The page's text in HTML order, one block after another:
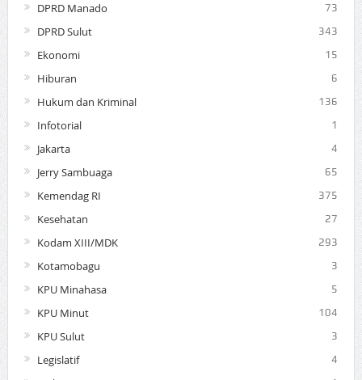
DPRD Manado 73
DPRD Sulut 343
Ekonomi 15
Hiburan 6
Hukum dan Kriminal 136
Infotorial 1
Jakarta 4
Jerry Sambuaga 65
Kemendag RI 375
Kesehatan 27
Kodam XIII/MDK 293
Kotamobagu 3
KPU Minahasa 5
KPU Minut 104
KPU Sulut 3
Legislatif 4